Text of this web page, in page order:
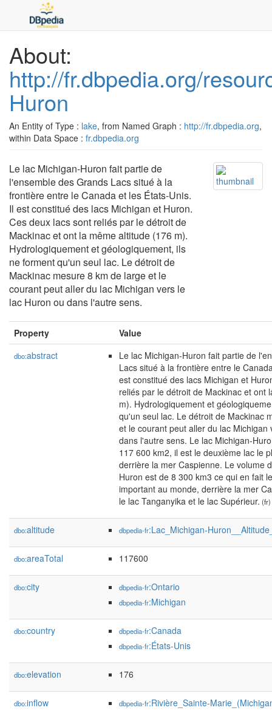
About:
http://fr.dbpedia.org/
Huron
An Entity of Type : lake, from Named Graph : http://fr.dbpedia.org,
within Data Space : fr.dbpedia.org
Le lac Michigan-Huron fait partie de
l'ensemble des Grands Lacs situé à la
frontière entre le Canada et les États-Unis.
Il est constitué des lacs Michigan et Huron.
Ces deux lacs sont reliés par le détroit de
Mackinac et ont la même altitude (176 m).
Hydrologiquement et géologiquement, ils
ne forment qu'un seul lac. Le détroit de
Mackinac mesure 8 km de large et le
courant peut aller du lac Michigan vers le
lac Huron ou dans l'autre sens.
Property Value
dbo:abstract
Le lac Michigan-Huron fait partie de
Lacs situé à la frontière entre le
est constitué des lacs Michigan et
reliés par le détroit de Mackinac et ont
m). Hydrologiquement et
qu'un seul lac. Le détroit de Mackinac
et le courant peut aller du lac Michigan
dans l'autre sens. Le lac Michigan-
117 600 km2, il est le deuxième lac le
derrière la mer Caspienne. Le volume
Huron est de 8 300 km3 ce qui en fait
important au monde, derrière la mer
le lac Tanganyika et le lac Supérieur. (fr)
dbo:altitude dbpedia-fr:Lac_Michigan-
dbo:areaTotal 117600
dbo:city dbpedia-fr:Ontario
dbpedia-fr:Michigan
dbo:country dbpedia-fr:Canada
dbpedia-fr:États-Unis
dbo:elevation 176
dbo:inflow dbpedia-fr:Rivière_Sainte-